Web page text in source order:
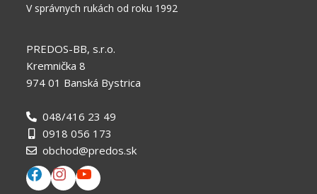
V správnych rukách od roku 1992
PREDOS-BB, s.r.o.
Kremnička 8
974 01 Banská Bystrica
048/416 23 49
0918 056 173
obchod@predos.sk